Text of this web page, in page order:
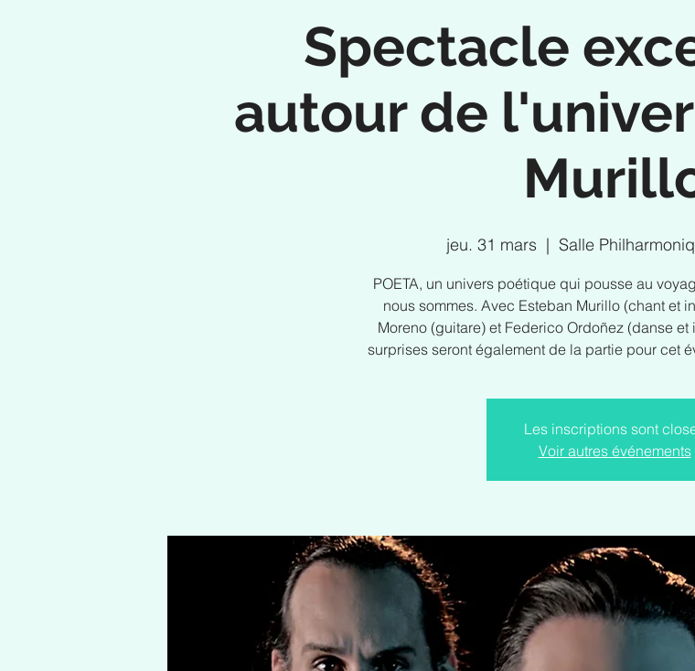
Spectacle
autour de
jeu. 31 mars
  |
Salle
POETA, un univers poétique qui pousse au
nous sommes. Avec Esteban Murillo (chant et
Moreno (guitare) et Federico Ordoñez (danse et
surprises seront également de la partie pour cet
Les inscriptions sont
Voir autres événements